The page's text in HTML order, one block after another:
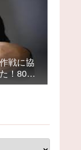
戦に協
！80代